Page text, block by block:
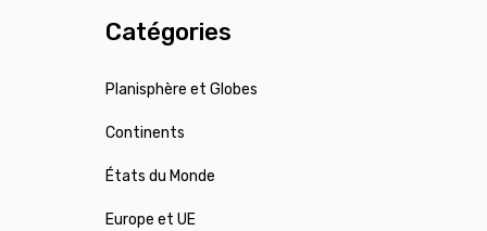
Catégories
Planisphère et Globes
Continents
États du Monde
Europe et UE